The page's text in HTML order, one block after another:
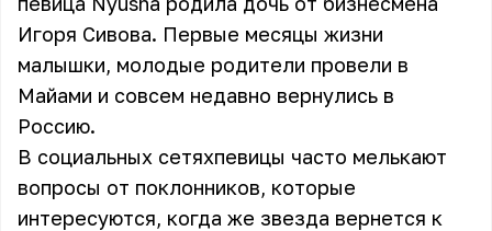
Игоря Сивова. Первые месяцы жизни
малышки, молодые родители провели в
Майами и совсем недавно вернулись в
Россию.
В социальных сетяхпевицы часто мелькают
вопросы от поклонников, которые
интересуются, когда же звезда вернется к